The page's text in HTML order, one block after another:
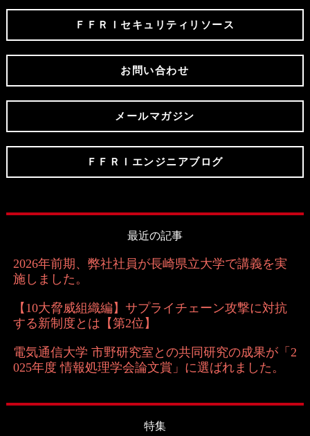
ＦＦＲＩセキュリティリソース
お問い合わせ
メールマガジン
ＦＦＲＩエンジニアブログ
最近の記事
2026年前期、弊社社員が長崎県立大学で講義を実
施しました。
【10大脅威組織編】サプライチェーン攻撃に対抗
する新制度とは【第2位】
電気通信大学 市野研究室との共同研究の成果が「2
025年度 情報処理学会論文賞」に選ばれました。
特集